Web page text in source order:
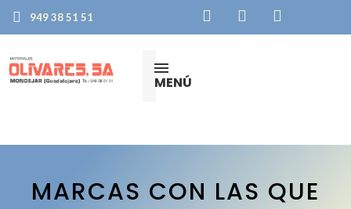
949 38 51 51
MENÚ
MARCAS CON LAS QUE